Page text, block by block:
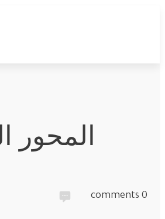
المحور
0